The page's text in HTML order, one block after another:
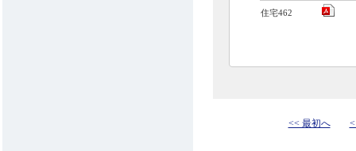
住宅462
<< 最初へ